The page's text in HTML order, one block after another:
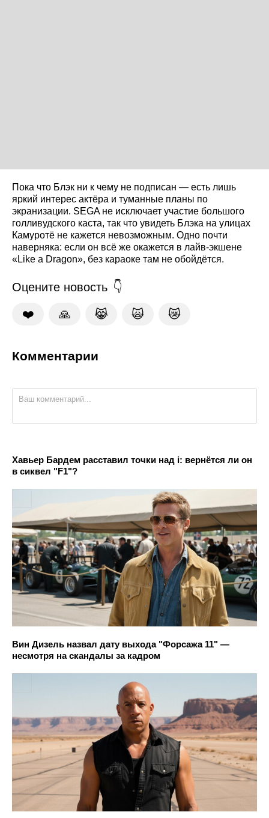
Пока что Блэк ни к чему не подписан — есть лишь
яркий интерес актёра и туманные планы по
экранизации. SEGA не исключает участие большого
голливудского каста, так что увидеть Блэка на улицах
Камуротё не кажется невозможным. Одно почти
наверняка: если он всё же окажется в лайв-экшене
«Like a Dragon», без караоке там не обойдётся.
Оцените новость
❤️ 🙏 😹 🙀 😿
Комментарии
Хавьер Бардем расставил точки над i: вернётся ли он
в сиквел "F1"?
Вин Дизель назвал дату выхода "Форсажа 11" —
несмотря на скандалы за кадром